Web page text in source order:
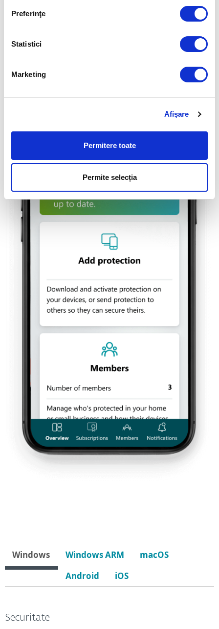
Preferinţe
Statistici
Marketing
Afişare
Permitere toate
Permite selecția
ESET HOME.
Aflați mai multe
Windows Windows ARM
macOS
Android
iOS
Securitate